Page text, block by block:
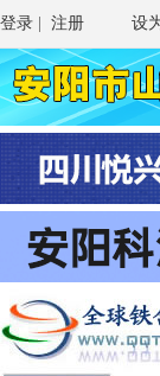
登录 注册 设